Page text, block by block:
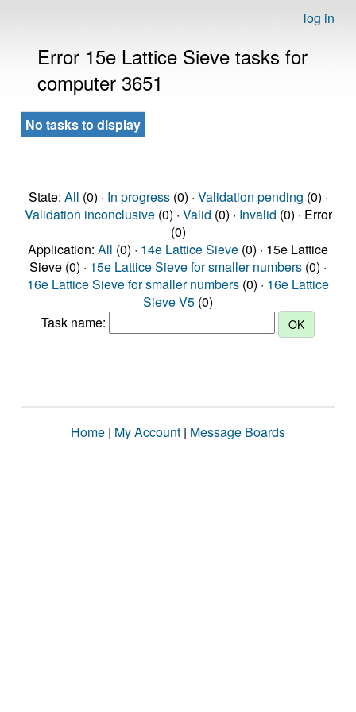
log in
Error 15e Lattice Sieve tasks for
computer 3651
No tasks to display
State: All (0) · In progress(0) · Validation pending (0) ·
Validation inconclusive(0) · Valid (0) · Invalid (0) · Error
(0)
Application: All (0) · 14e Lattice Sieve (0) · 15e Lattice
Sieve (0) · 15e Lattice Sieve for smaller numbers (0) ·
16e Lattice Sieve for smaller numbers (0) · 16e Lattice
Sieve V5 (0)
Task name:
Home | My Account | Message Boards